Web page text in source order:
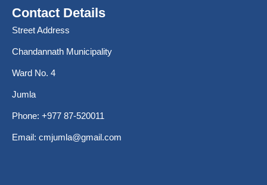
Contact Details
Street Address
Chandannath Municipality
Ward No. 4
Jumla
Phone: +977 87-520011
Email: cmjumla@gmail.com